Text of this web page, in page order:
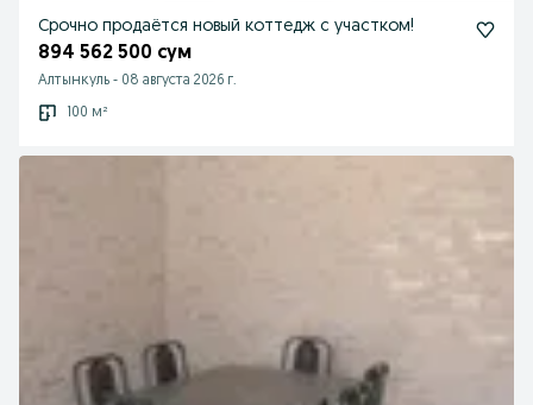
Срочно продаётся новый коттедж с участком!
894 562 500 сум
Алтынкуль - 08 августа 2026 г.
100 м²